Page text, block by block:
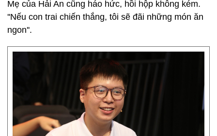
Mẹ của Hải An cũng háo hức, hồi hộp không kém.
''Nếu con trai chiến thắng, tôi sẽ đãi những món ăn
ngon''.